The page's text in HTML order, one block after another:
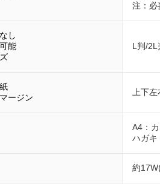
注：必
し
能
L判/2L
ージン
上下
A4：
ハガキ
約